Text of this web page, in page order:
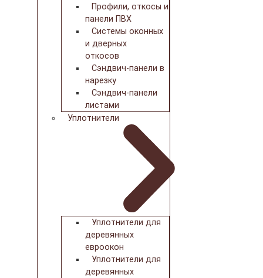
Профили, откосы и
панели ПВХ
Системы оконных
и дверных
откосов
Сэндвич-панели в
нарезку
Сэндвич-панели
листами
Уплотнители
Уплотнители для
деревянных
евроокон
Уплотнители для
деревянных